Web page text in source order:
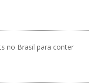
no Brasil para conter